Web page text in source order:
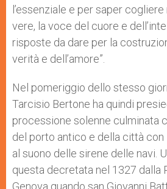
l’essenziale e per saper
vere, la voce del cuore e
risposte da dare per la
verità e dell’amore”.
Nel pomeriggio dello stesso
Tarcisio Bertone ha quindi
processione solenne culminata
del porto antico e della città con
al suono delle sirene delle navi.
questa decretata nel 1327 dalla
Genova quando san Giovanni